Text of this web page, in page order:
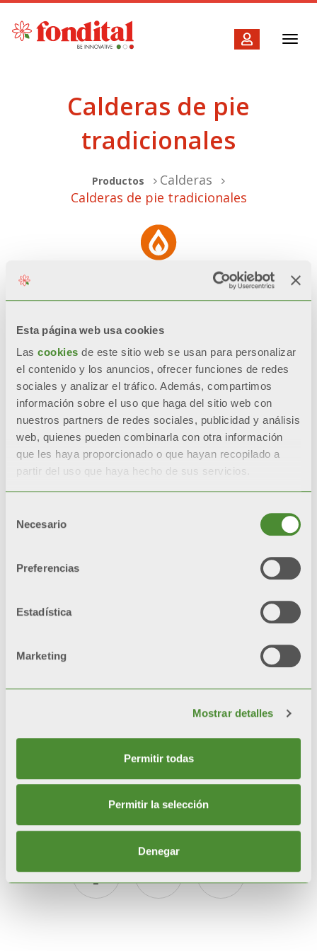
Esta página web usa cookies
Las cookies de este sitio web se usan para personalizar
el contenido y los anuncios, ofrecer funciones de redes
sociales y analizar el tráfico. Además, compartimos
información sobre el uso que haga del sitio web con
nuestros partners de redes sociales, publicidad y análisis
web, quienes pueden combinarla con otra información
que les haya proporcionado o que hayan recopilado a
partir del uso que haya hecho de sus servicios.
Necesario
Preferencias
Estadística
Marketing
Mostrar detalles
Permitir todas
Permitir la selección
Denegar
Calderas de pie
tradicionales
Productos
Calderas
Calderas de pie tradicionales
¡Lo sentimos, su búsqueda no arrojó ningún
resultado! Pruebe filtros de búsqueda más generales.
© FONDITAL S.p.A. Società a unico socio
Sede Legale e Amministrativa
Política de Cookies
Codigo etico
Política de seguridad de la información